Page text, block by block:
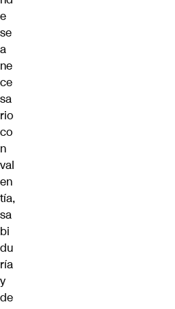
e
se
a
ne
ce
sa
rio
co
n
val
en
tía,
sa
bi
du
ría
y
de